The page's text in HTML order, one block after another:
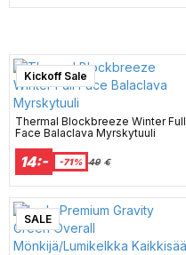
Kickoff Sale
Thermal Blockbreeze Winter Full
Face Balaclava Myrskytuuli
14:- -71% 49 €
SALE